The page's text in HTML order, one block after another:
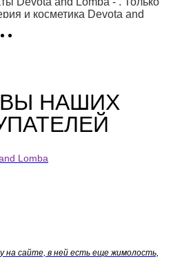
и косметика Devota and
and Lomba) в Киеве легко и
НАШИХ
Lomba
на сайте, в ней есть еще жимолость,